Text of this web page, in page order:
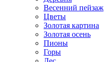
Весенний пейзаж
Цветы
Золотая картина
Золотая осень
Пионы
Горы